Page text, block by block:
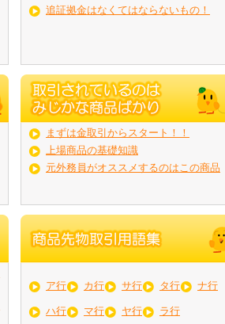
追証拠金はなくてはならないもの！
まずは金取引からスタート！！
上場商品の基礎知識
元外務員がオススメするのはこの商品
ア行 カ行 サ行 タ行 ナ行
ハ行 マ行 ヤ行 ラ行